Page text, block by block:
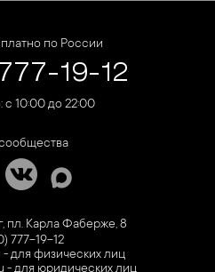
по России
19-12
с 10:00 до 22:00
пл. Карла Фаберже, 8
777-19-12
для физических лиц